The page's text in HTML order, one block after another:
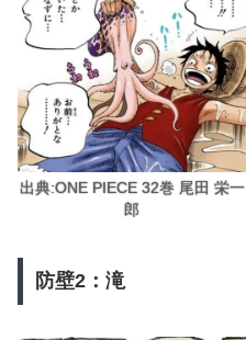
出典:ONE PIECE 32巻 尾田 栄一
郎
防壁2：滝